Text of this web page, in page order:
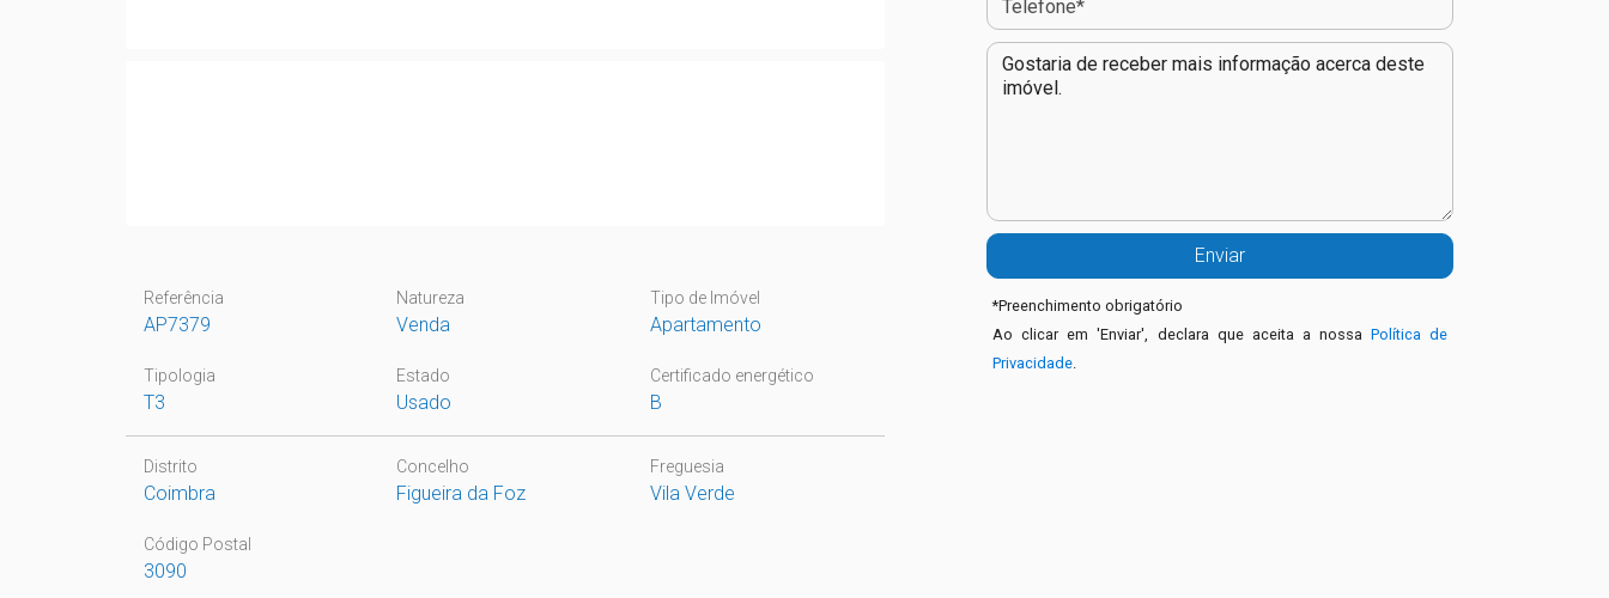
Referência
AP7379
Natureza
Venda
Tipo de Imóvel
Apartamento
Tipologia
T3
Estado
Usado
Certificado energético
B
Distrito
Coimbra
Concelho
Figueira da Foz
Freguesia
Vila Verde
Código Postal
3090
*Preenchimento obrigatório
Ao clicar em 'Enviar', declara que aceita a nossaPolítica de
Privacidade.